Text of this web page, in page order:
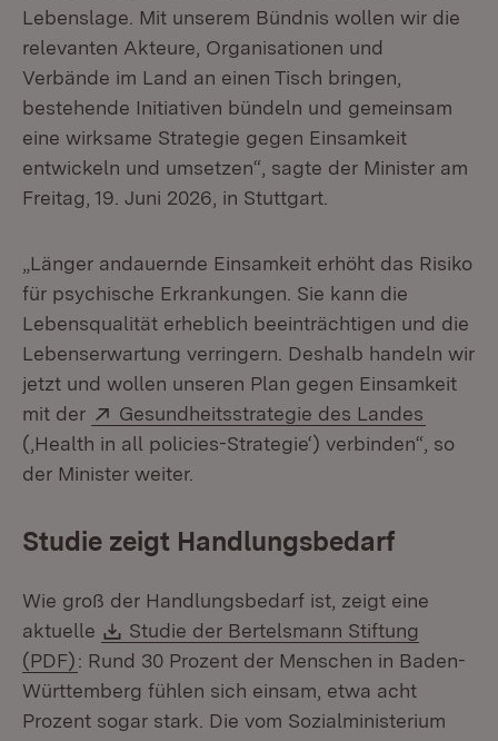
Lebenslage. Mit unserem Bündnis wollen wir die
relevanten Akteure, Organisationen und
Verbände im Land an einen Tisch bringen,
bestehende Initiativen bündeln und gemeinsam
eine wirksame Strategie gegen Einsamkeit
entwickeln und umsetzen“, sagte der Minister am
Freitag, 19. Juni 2026, in Stuttgart.
„Länger andauernde Einsamkeit erhöht das Risiko
für psychische Erkrankungen. Sie kann die
Lebensqualität erheblich beeinträchtigen und die
Lebenserwartung verringern. Deshalb handeln wir
jetzt und wollen unseren Plan gegen Einsamkeit
mit der
Extern:
Gesundheitsstrategie des Landes
(‚Health in all policies-Strategie‘) verbinden“, so
der Minister weiter.
Studie zeigt Handlungsbedarf
Wie groß der Handlungsbedarf ist, zeigt eine
aktuelle
Download:
Studie der Bertelsmann Stiftung
(PDF)(Öffnet in neuem Fenster)
: Rund 30 Prozent der Menschen in Baden-
Württemberg fühlen sich einsam, etwa acht
Prozent sogar stark. Die vom Sozialministerium